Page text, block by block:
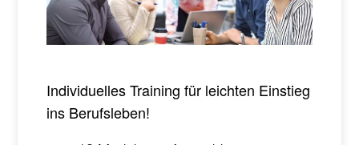
Individuelles Training für leichten Einstieg
ins Berufsleben!